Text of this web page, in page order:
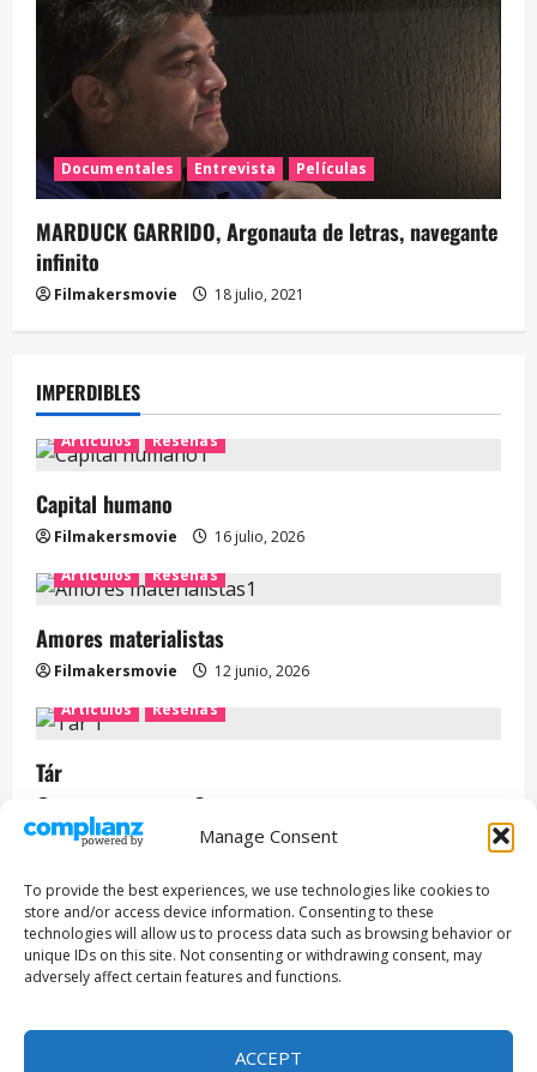
Manage Consent
To provide the best experiences, we use technologies like cookies to
store and/or access device information. Consenting to these
technologies will allow us to process data such as browsing behavior or
unique IDs on this site. Not consenting or withdrawing consent, may
adversely affect certain features and functions.
ACCEPT
Documentales Entrevista Películas
MARDUCK GARRIDO, Argonauta de letras, navegante
infinito
Filmakersmovie 18 julio, 2021
IMPERDIBLES
Artículos Reseñas
Capital humano
Filmakersmovie
16 julio, 2026
Artículos
Reseñas
Amores materialistas
Filmakersmovie
12 junio, 2026
Artículos
Reseñas
Tár
Entrevista
Series
ENCUENTROS CON IVÁN URIEL T3E22: JUAN PATRICIO
RIVEROLL
Filmakersmovie 5 mayo, 2026
Copyright © Todos los derechos reservados 2026